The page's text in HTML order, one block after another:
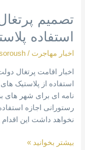
تصمیم
استفاده
اخبار مهاجرت /
اخبار اقامت پرتغال
استفاده از پلاستیک
رستورانی اجازه
نخواهد داشت این
برای
جلوگیری
از
استفاده
بیشتر بخوانید »